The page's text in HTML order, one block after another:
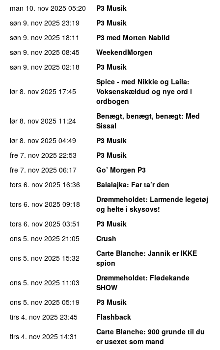
man 10. nov 2025 05:20
P3 Musik
søn 9. nov 2025 23:19
P3 Musik
søn 9. nov 2025 18:11
P3 med Morten Nabild
søn 9. nov 2025 08:45
WeekendMorgen
søn 9. nov 2025 02:18 P3 Musik
lør 8. nov 2025 17:45
Spice - med Nikkie og Laila:
Voksenskældud og nye ord i
ordbogen
lør 8. nov 2025 11:24 Benægt, benægt, benægt: Med
Sissal
lør 8. nov 2025 04:49
P3 Musik
fre 7. nov 2025 22:53
P3 Musik
fre 7. nov 2025 06:17
Go’ Morgen P3
tors 6. nov 2025 16:36 Balalajka: Far ta’r den
tors 6. nov 2025 09:18 Drømmeholdet: Larmende legetøj
og helte i skysovs!
tors 6. nov 2025 03:51
P3 Musik
ons 5. nov 2025 21:05
Crush
ons 5. nov 2025 15:32 Carte Blanche: Jannik er IKKE
spion
ons 5. nov 2025 11:03 Drømmeholdet: Flødekande
SHOW
ons 5. nov 2025 05:19
P3 Musik
tirs 4. nov 2025 23:45
Flashback
tirs 4. nov 2025 14:31 Carte Blanche: 900 grunde til du
er usexet som mand